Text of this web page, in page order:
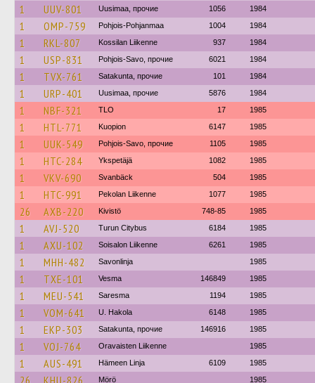
1 UUV-801 Uusimaa, прочие 1056 1984
1 OMP-759 Pohjois-Pohjanmaa 1004 1984
1 RKL-807 Kossilan Liikenne 937 1984
1 USP-831 Pohjois-Savo, прочие 6021 1984
1 TVX-761 Satakunta, прочие 101 1984
1 URP-401 Uusimaa, прочие 5876 1984
1 NBF-321 TLO 17 1985
1 HTL-771 Kuopion 6147 1985
1 UUK-549 Pohjois-Savo, прочие 1105 1985
1 HTC-284 Ykspetäjä 1082 1985
1 VKV-690 Svanbäck 504 1985
1 HTC-991 Pekolan Liikenne 1077 1985
26 AXB-220 Kivistö 748-85 1985
1 AVJ-520 Turun Citybus 6184 1985
1 AXU-102 Soisalon Liikenne 6261 1985
1 MHH-482 Savonlinja 1985
1 TXE-101 Vesma 146849 1985
1 MEU-541 Saresma 1194 1985
1 VOM-641 U. Hakola 6148 1985
1 EKP-303 Satakunta, прочие 146916 1985
1 VOJ-764 Oravaisten Liikenne 1985
1 AUS-491 Hämeen Linja 6109 1985
26 KHU-826 Mörö 1985